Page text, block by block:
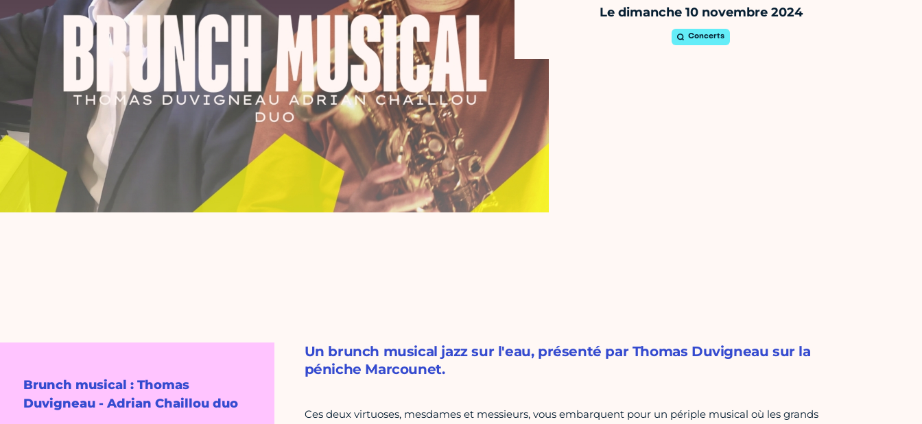
Le dimanche 10 novembre 2024
Concerts
Brunch musical : Thomas
Duvigneau - Adrian Chaillou duo
Un brunch musical jazz sur l'eau, présenté par Thomas Duvigneau sur la
péniche Marcounet.
Ces deux virtuoses, mesdames et messieurs, vous embarquent pour un périple musical où les grands